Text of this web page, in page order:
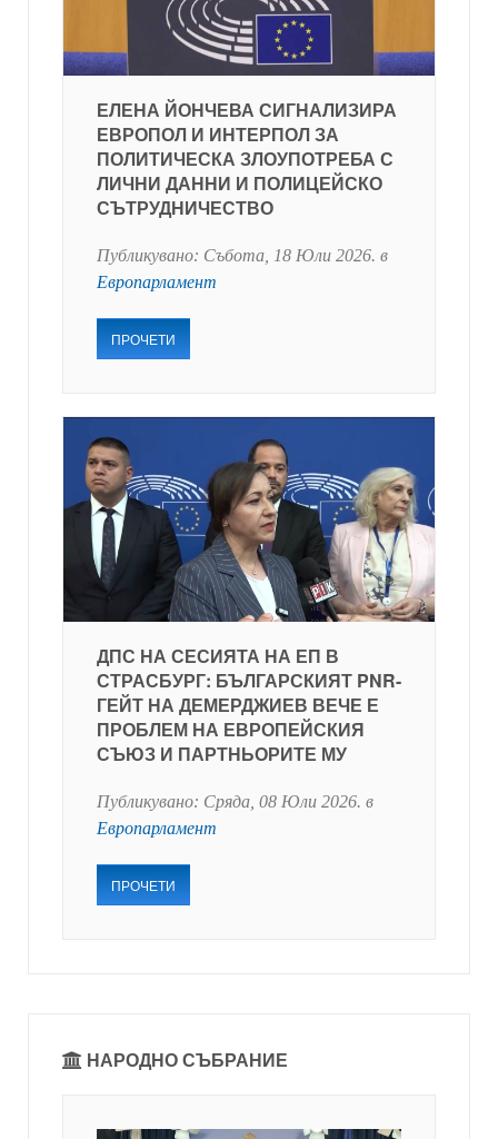
ЕЛЕНА ЙОНЧЕВА СИГНАЛИЗИРА
ЕВРОПОЛ И ИНТЕРПОЛ ЗА
ПОЛИТИЧЕСКА ЗЛОУПОТРЕБА С
ЛИЧНИ ДАННИ И ПОЛИЦЕЙСКО
СЪТРУДНИЧЕСТВО
Публикувано: Събота, 18 Юли 2026. в
Европарламент
ПРОЧЕТИ
ДПС НА СЕСИЯТА НА ЕП В
СТРАСБУРГ: БЪЛГАРСКИЯТ PNR-
ГЕЙТ НА ДЕМЕРДЖИЕВ ВЕЧЕ Е
ПРОБЛЕМ НА ЕВРОПЕЙСКИЯ
СЪЮЗ И ПАРТНЬОРИТЕ МУ
Публикувано: Сряда, 08 Юли 2026. в
Европарламент
ПРОЧЕТИ
НАРОДНО СЪБРАНИЕ